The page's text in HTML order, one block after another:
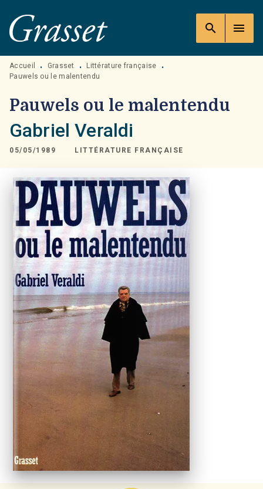
MENU RECHERCHE
PIED DE PAGE
search menu
Accueil • Grasset • Littérature française
•
Pauwels ou le malentendu
Pauwels ou le malentendu
Gabriel Veraldi
05/05/1989 LITTÉRATURE FRANÇAISE